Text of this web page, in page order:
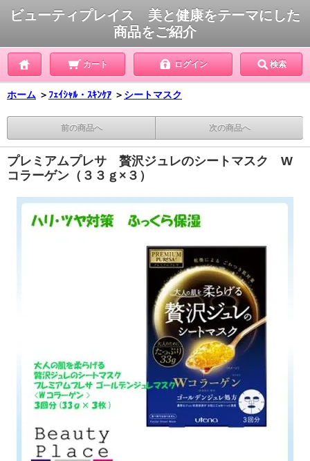
ビューティプレイス 美と健康をテーマにした
商品をご紹介
カート ログイン 検索
ホーム ＞ ﾌｪｲｼｬﾙ・ｽｷﾝｹｱ ＞ シートマスク
前の商品へ 次の商品へ
プレミアムプレサ 贅沢ジュレのシートマスク W
コラーゲン（３３ｇ×３）